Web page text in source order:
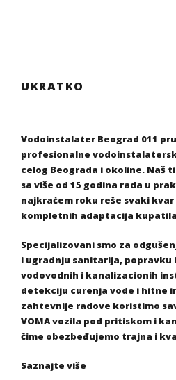
UKRATKO
Vodoinstalater Beograd 011
profesionalne
celog Beograda i okoline. Naš
sa više od 15 godina rada u
najkraćem roku reše svaki
kompletnih adaptacija
Specijalizovani smo za
i ugradnju sanitarija, popravku
vodovodnih i kanalizacionih
detekciju curenja vode i hitne
zahtevnije radove koristimo
VOMA vozila pod pritiskom i
čime obezbeđujemo trajna i
Saznajte više